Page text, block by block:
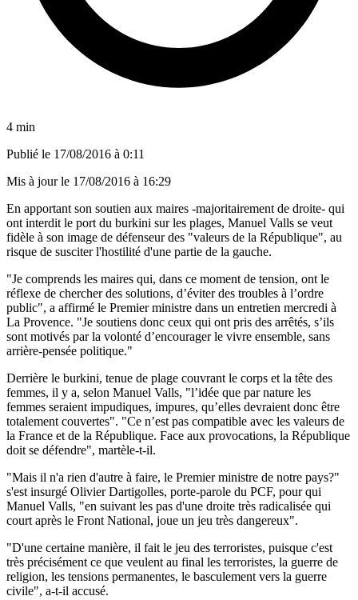
4 min
Publié le 17/08/2016 à 0:11
Mis à jour le 17/08/2016 à 16:29
En apportant son soutien aux maires -majoritairement de droite- qui
ont interdit le port du burkini sur les plages, Manuel Valls se veut
fidèle à son image de défenseur des "valeurs de la République", au
risque de susciter l'hostilité d'une partie de la gauche.
"Je comprends les maires qui, dans ce moment de tension, ont le
réflexe de chercher des solutions, d’éviter des troubles à l’ordre
public", a affirmé le Premier ministre dans un entretien mercredi à
La Provence. "Je soutiens donc ceux qui ont pris des arrêtés, s’ils
sont motivés par la volonté d’encourager le vivre ensemble, sans
arrière-pensée politique."
Derrière le burkini, tenue de plage couvrant le corps et la tête des
femmes, il y a, selon Manuel Valls, "l’idée que par nature les
femmes seraient impudiques, impures, qu’elles devraient donc être
totalement couvertes". "Ce n’est pas compatible avec les valeurs de
la France et de la République. Face aux provocations, la République
doit se défendre", martèle-t-il.
"Mais il n'a rien d'autre à faire, le Premier ministre de notre pays?"
s'est insurgé Olivier Dartigolles, porte-parole du PCF, pour qui
Manuel Valls, "en suivant les pas d'une droite très radicalisée qui
court après le Front National, joue un jeu très dangereux".
"D'une certaine manière, il fait le jeu des terroristes, puisque c'est
très précisément ce que veulent au final les terroristes, la guerre de
religion, les tensions permanentes, le basculement vers la guerre
civile", a-t-il accusé.